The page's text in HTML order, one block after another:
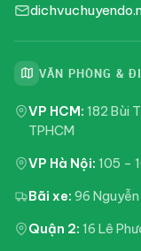
VĂN PHÒNG &
VP HCM: 182 Bùi
TPHCM
VP Hà Nội: 105 –
Bãi xe: 96 Nguyễn
Quận 2: 16 Lê